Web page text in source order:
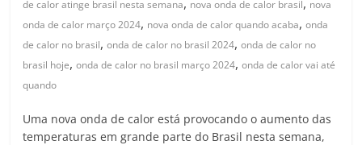
de calor atinge brasil nesta semana nova onda de calor brasil nova
onda de calor março 2024, nova onda de calor quando acaba,onda
de calor no brasil,onda de calor no brasil 2024,onda de calor no
brasil hoje,onda de calor no brasil março 2024,onda de calor vai até
quando
Uma nova onda de calor está provocando o aumento das
temperaturas em grande parte do Brasil nesta semana,